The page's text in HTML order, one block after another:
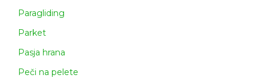
Paragliding
Parket
Pasja hrana
Peči na pelete